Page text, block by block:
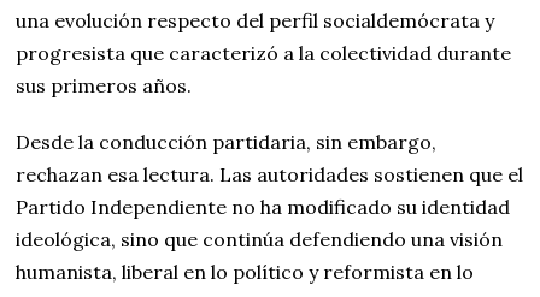
una evolución respecto del perfil socialdemócrata y
progresista que caracterizó a la colectividad durante
sus primeros años.
Desde la conducción partidaria, sin embargo,
rechazan esa lectura. Las autoridades sostienen que el
Partido Independiente no ha modificado su identidad
ideológica, sino que continúa defendiendo una visión
humanista, liberal en lo político y reformista en lo